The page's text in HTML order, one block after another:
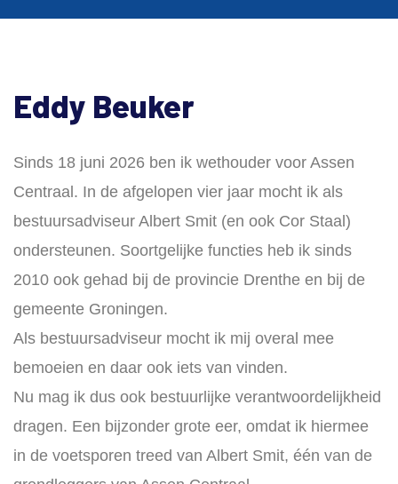
Eddy Beuker
Sinds 18 juni 2026 ben ik wethouder voor Assen
Centraal. In de afgelopen vier jaar mocht ik als
bestuursadviseur Albert Smit (en ook Cor Staal)
ondersteunen. Soortgelijke functies heb ik sinds
2010 ook gehad bij de provincie Drenthe en bij de
gemeente Groningen.
Als bestuursadviseur mocht ik mij overal mee
bemoeien en daar ook iets van vinden.
Nu mag ik dus ook bestuurlijke verantwoordelijkheid
dragen. Een bijzonder grote eer, omdat ik hiermee
in de voetsporen treed van Albert Smit, één van de